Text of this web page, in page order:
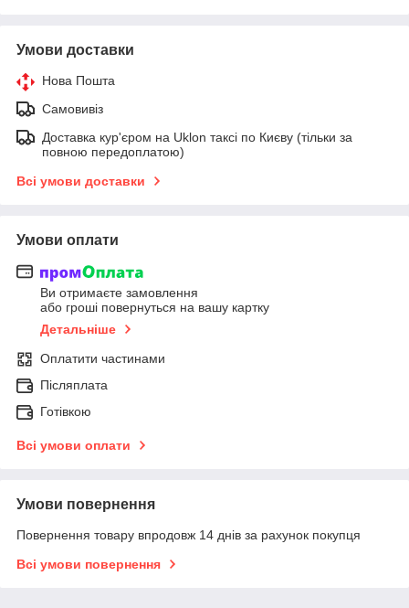
Умови доставки
Нова Пошта
Самовивіз
Доставка кур'єром на Uklon таксі по Києву (тільки за
повною передоплатою)
Всі умови доставки
Умови оплати
Ви отримаєте замовлення
або гроші повернуться на вашу картку
Детальніше
Оплатити частинами
Післяплата
Готівкою
Всі умови оплати
Умови повернення
Повернення товару впродовж 14 днів за рахунок покупця
Всі умови повернення